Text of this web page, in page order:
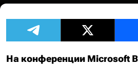
На конференции Microsoft